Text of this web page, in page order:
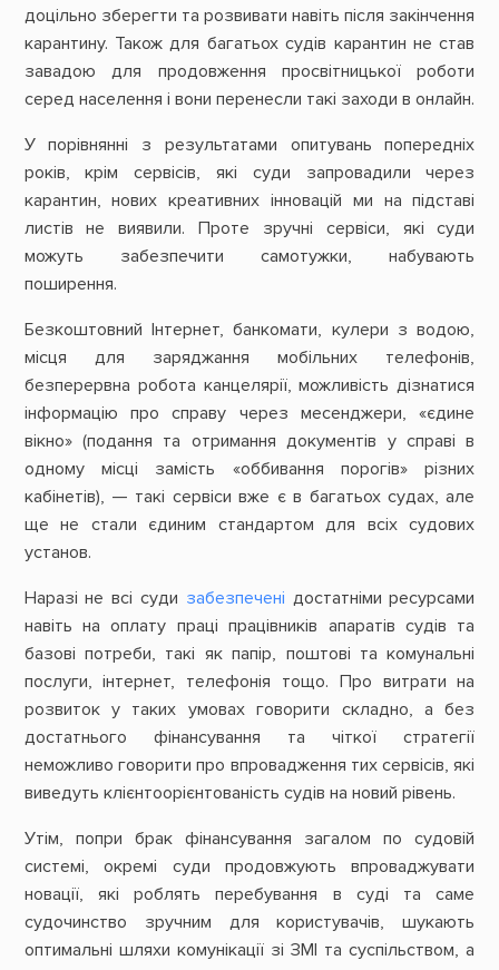
доцільно зберегти та розвивати навіть після закінчення
карантину. Також для багатьох судів карантин не став
завадою для продовження просвітницької роботи
серед населення і вони перенесли такі заходи в онлайн.
У порівнянні з результатами опитувань попередніх
років, крім сервісів, які суди запровадили через
карантин, нових креативних інновацій ми на підставі
листів не виявили. Проте зручні сервіси, які суди
можуть забезпечити самотужки, набувають
поширення.
Безкоштовний Інтернет, банкомати, кулери з водою,
місця для заряджання мобільних телефонів,
безперервна робота канцелярії, можливість дізнатися
інформацію про справу через месенджери, «єдине
вікно» (подання та отримання документів у справі в
одному місці замість «оббивання порогів» різних
кабінетів), — такі сервіси вже є в багатьох судах, але
ще не стали єдиним стандартом для всіх судових
установ.
Наразі не всі суди забезпечені достатніми ресурсами
навіть на оплату праці працівників апаратів судів та
базові потреби, такі як папір, поштові та комунальні
послуги, інтернет, телефонія тощо. Про витрати на
розвиток у таких умовах говорити складно, а без
достатнього фінансування та чіткої стратегії
неможливо говорити про впровадження тих сервісів, які
виведуть клієнтоорієнтованість судів на новий рівень.
Утім, попри брак фінансування загалом по судовій
системі, окремі суди продовжують впроваджувати
новації, які роблять перебування в суді та саме
судочинство зручним для користувачів, шукають
оптимальні шляхи комунікації зі ЗМІ та суспільством, а